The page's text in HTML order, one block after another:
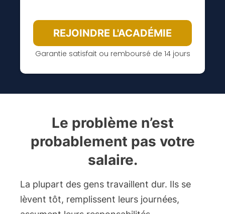
REJOINDRE L'ACADÉMIE
Garantie satisfait ou remboursé de 14 jours
Le problème n’est
probablement pas votre
salaire.
La plupart des gens travaillent dur. Ils se
lèvent tôt, remplissent leurs journées,